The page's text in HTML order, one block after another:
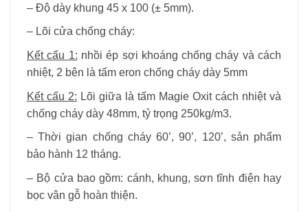
– Độ dày khung 45 x 100 (± 5mm).
– Lõi cửa chống cháy:
Kết cấu 1: nhồi ép sợi khoáng chống cháy và cách
nhiệt, 2 bên là tấm eron chống cháy dày 5mm
Kết cấu 2: Lõi giữa là tấm Magie Oxit cách nhiệt và
chống cháy dày 48mm, tỷ trọng 250kg/m3.
– Thời gian chống cháy 60’, 90’, 120’, sản phẩm
bảo hành 12 tháng.
– Bộ cửa bao gồm: cánh, khung, sơn tĩnh điện hay
bọc vân gỗ hoàn thiện.